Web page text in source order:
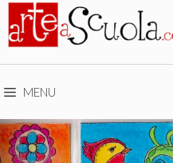
MENU